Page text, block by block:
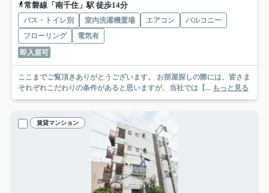
常磐線「南千住」駅 徒歩14分
バス・トイレ別 室内洗濯機置場 エアコン
バルコニー
フローリング
電気有
即入居可
ここまでご覧頂きありがとうございます。 お部屋探しの際には、皆さま
それぞれこだわりの条件があると思いますが、当社では【... もっと見る
賃貸マンション